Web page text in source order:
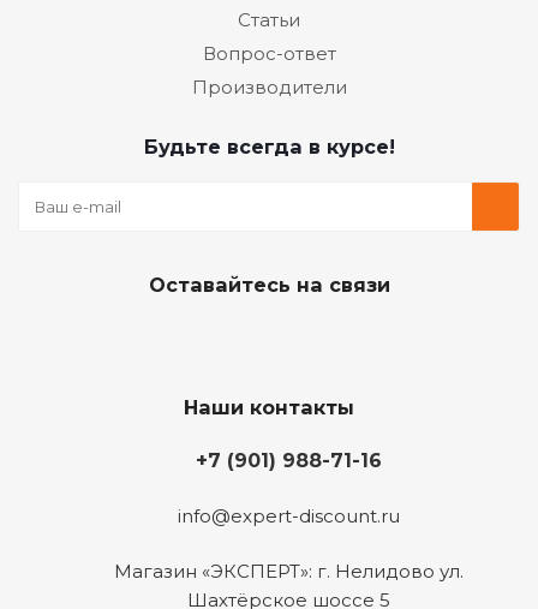
Статьи
Вопрос-ответ
Производители
Будьте всегда в курсе!
Оставайтесь на связи
Наши контакты
+7 (901) 988-71-16
info@expert-discount.ru
Магазин «ЭКСПЕРТ»: г. Нелидово ул.
Шахтёрское шоссе 5